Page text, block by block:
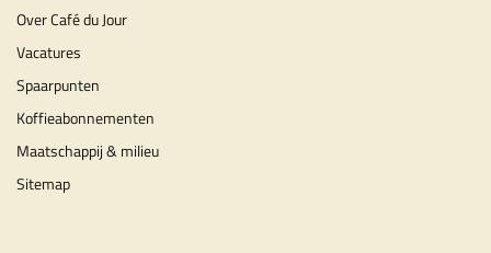
Over Café du Jour
Vacatures
Spaarpunten
Koffieabonnementen
Maatschappij & milieu
Sitemap